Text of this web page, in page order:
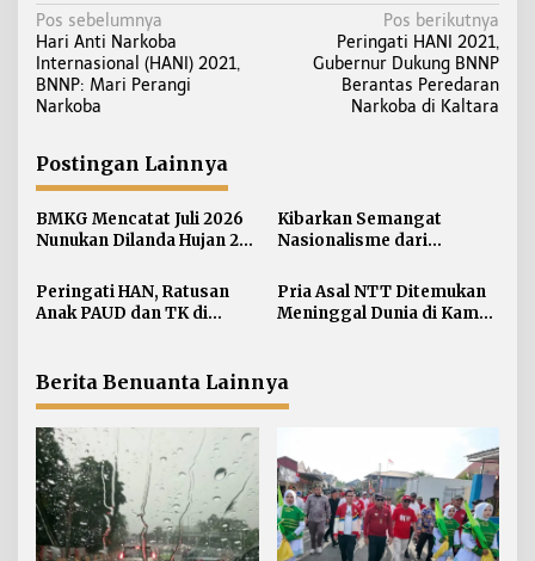
N
a
v
i
a
s
i
p
o
s
Pos sebelumnya
Hari Anti Narkoba
Internasional (HANI) 2021,
BNNP: Mari Perangi
Narkoba
Pos berikutnya
Peringati HANI 2021,
Gubernur Dukung BNNP
Berantas Peredaran
Narkoba di Kaltara
Postingan Lainnya
BMKG Mencatat Juli 2026
Nunukan Dilanda Hujan 23
Kibarkan Semangat
Nasionalisme dari
Merah Putih 81 Meter
Dibentangkan di Sebatik
Peringati HAN, Ratusan
Anak PAUD dan TK di
Mewarnai
Pria Asal NTT Ditemukan
Meninggal Dunia di Kamar
Berita Benuanta Lainnya